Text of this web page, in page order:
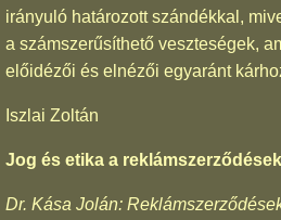
irányuló határozott szándékkal,
a számszerűsíthető veszteségek,
előidézői és elnézői egyaránt
Iszlai Zoltán
Jog és etika a
Dr. Kása Jolán: